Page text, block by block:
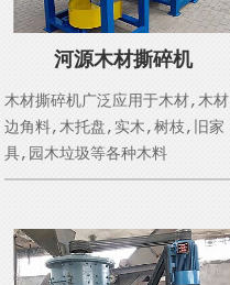
河源木材撕碎机
木材撕碎机广泛应用于木材,木材
边角料,木托盘,实木,树枝,旧家
具,园木垃圾等各种木料